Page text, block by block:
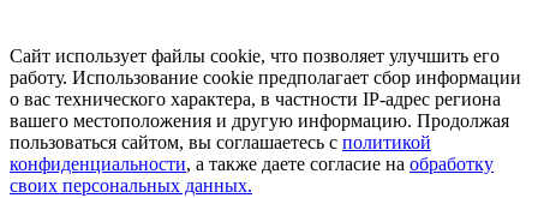
Сайт использует файлы cookie, что позволяет улучшить его
работу. Использование cookie предполагает сбор информации
о вас технического характера, в частности IP-адрес региона
вашего местоположения и другую информацию. Продолжая
пользоваться сайтом, вы соглашаетесь с политикой
конфиденциальности, а также даете согласие на обработку
своих персональных данных.